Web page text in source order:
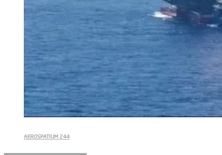
AEROSPATIUM 244